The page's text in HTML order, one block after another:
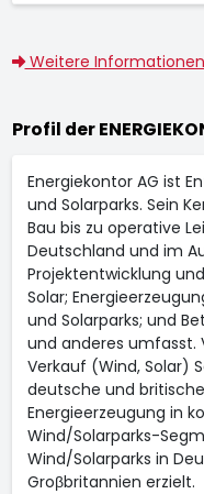
Weitere Informationen
Profil der
Energiekontor AG ist
und Solarparks. Sein
Bau bis zu operative
Deutschland und im
Projektentwicklung
Solar;
und Solarparks; und
und anderes umfasst.
Verkauf (Wind, Solar)
deutsche und
Energieerzeugung in
Wind/Solarparks-
Wind/Solarparks in
Groβbritannien erzielt.